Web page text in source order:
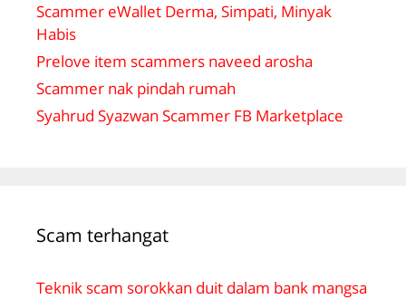
Scammer eWallet Derma, Simpati, Minyak
Habis
Prelove item scammers naveed arosha
Scammer nak pindah rumah
Syahrud Syazwan Scammer FB Marketplace
Scam terhangat
Teknik scam sorokkan duit dalam bank mangsa